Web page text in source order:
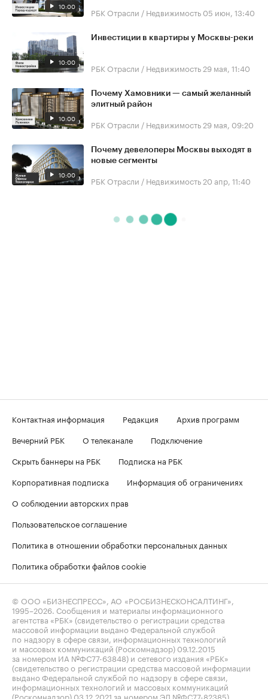
10:00 РБК Отрасли / Недвижимость 05 июн, 13:40
10:00
Инвестиции в квартиры у Москвы-реки
РБК Отрасли / Недвижимость 29 мая, 11:40
10:00
Почему Хамовники — самый желанный
элитный район
РБК Отрасли / Недвижимость 29 мая, 09:20
10:00
Почему девелоперы Москвы выходят в
новые сегменты
РБК Отрасли / Недвижимость 20 апр, 11:40
Контактная информация Редакция
Архив программ
Вечерний РБК
О телеканале
Подключение
Скрыть баннеры на РБК
Подписка на РБК
Корпоративная подписка
Информация об ограничениях
О соблюдении авторских прав
Пользовательское соглашение
Политика в отношении обработки персональных данных
Политика обработки файлов cookie
© ООО «БИЗНЕСПРЕСС», АО «РОСБИЗНЕСКОНСАЛТИНГ»,
1995–2026 . Сообщения и материалы информационного
агентства «РБК» (свидетельство о регистрации средства
массовой информации выдано Федеральной службой
по надзору в сфере связи, информационных технологий
и массовых коммуникаций (Роскомнадзор) 09.12.2015
за номером ИА №ФС77-63848) и сетевого издания «РБК»
(свидетельство о регистрации средства массовой информации
выдано Федеральной службой по надзору в сфере связи,
информационных технологий и массовых коммуникаций
(Роскомнадзор) 03.12.2021 за номером ЭЛ №ФС77-82385)